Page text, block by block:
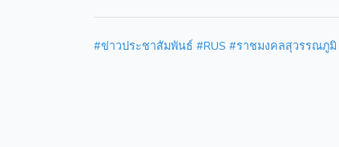
#ข่าวประชาสัมพันธ์ #RUS #ราชมงคลสุวรรณภูมิ